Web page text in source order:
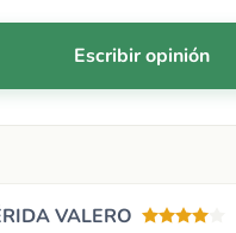
Escribir opinión
VALERO